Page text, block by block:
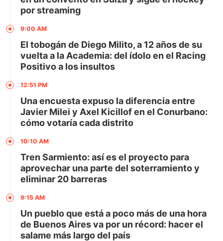
por streaming
9:00 AM
El tobogán de Diego Milito, a 12 años de su
vuelta a la Academia: del ídolo en el Racing
Positivo a los insultos
12:51 PM
Una encuesta expuso la diferencia entre
Javier Milei y Axel Kicillof en el Conurbano:
cómo votaría cada distrito
10:10 AM
Tren Sarmiento: así es el proyecto para
aprovechar una parte del soterramiento y
eliminar 20 barreras
9:15 AM
Un pueblo que está a poco más de una hora
de Buenos Aires va por un récord: hacer el
salame más largo del país